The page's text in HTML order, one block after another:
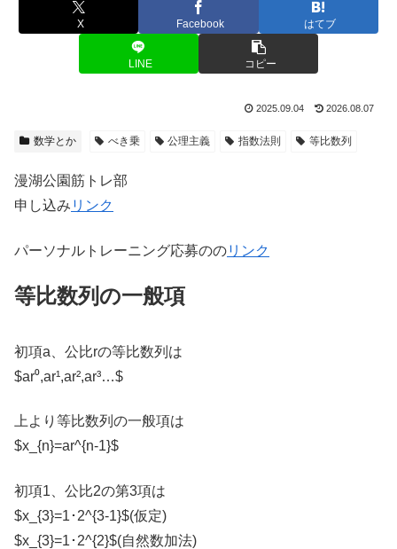
X Facebook はてブ
LINE コピー
2025.09.04 2026.08.07
数学とか べき乗 公理主義 指数法則 等比数列
漫湖公園筋トレ部
申し込み リンク
パーソナルトレーニング応募ののリンク
等比数列の一般項
初項a、公比rの等比数列は
$ar⁰,ar¹,ar²,ar³…$
上より等比数列の一般項は
$x_{n}=ar^{n-1}$
初項1、公比2の第3項は
$x_{3}=1･2^{3-1}$(仮定)
$x_{3}=1･2^{2}$(自然数加法)